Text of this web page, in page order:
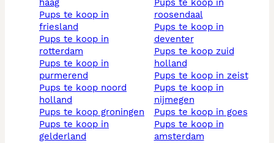
haag
pups te koop in
friesland
pups te koop in
rotterdam
pups te koop in
purmerend
pups te koop noord
holland
pups te koop groningen
pups te koop in
gelderland
pups te koop in
roosendaal
pups te koop in
deventer
pups te koop zuid
holland
pups te koop in zeist
pups te koop in
nijmegen
pups te koop in goes
pups te koop in
amsterdam